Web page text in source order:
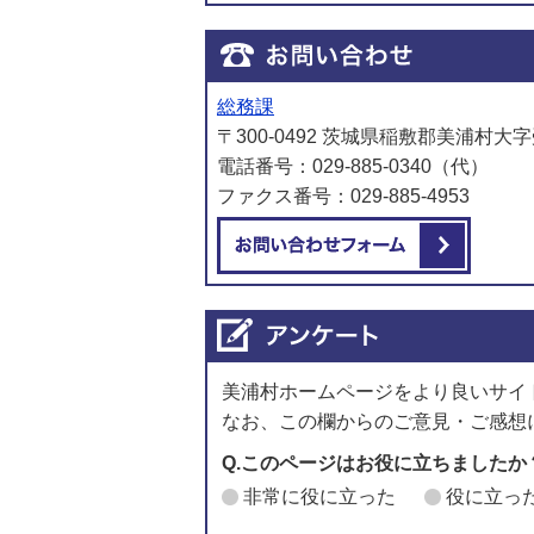
総務課
〒300-0492 茨城県稲敷郡美浦村大
電話番号：029-885-0340（代）
ファクス番号：029-885-4953
美浦村ホームページをより良いサ
なお、この欄からのご意見・ご感
Q.このページはお役に立ちましたか
非常に役に立った
役に立っ